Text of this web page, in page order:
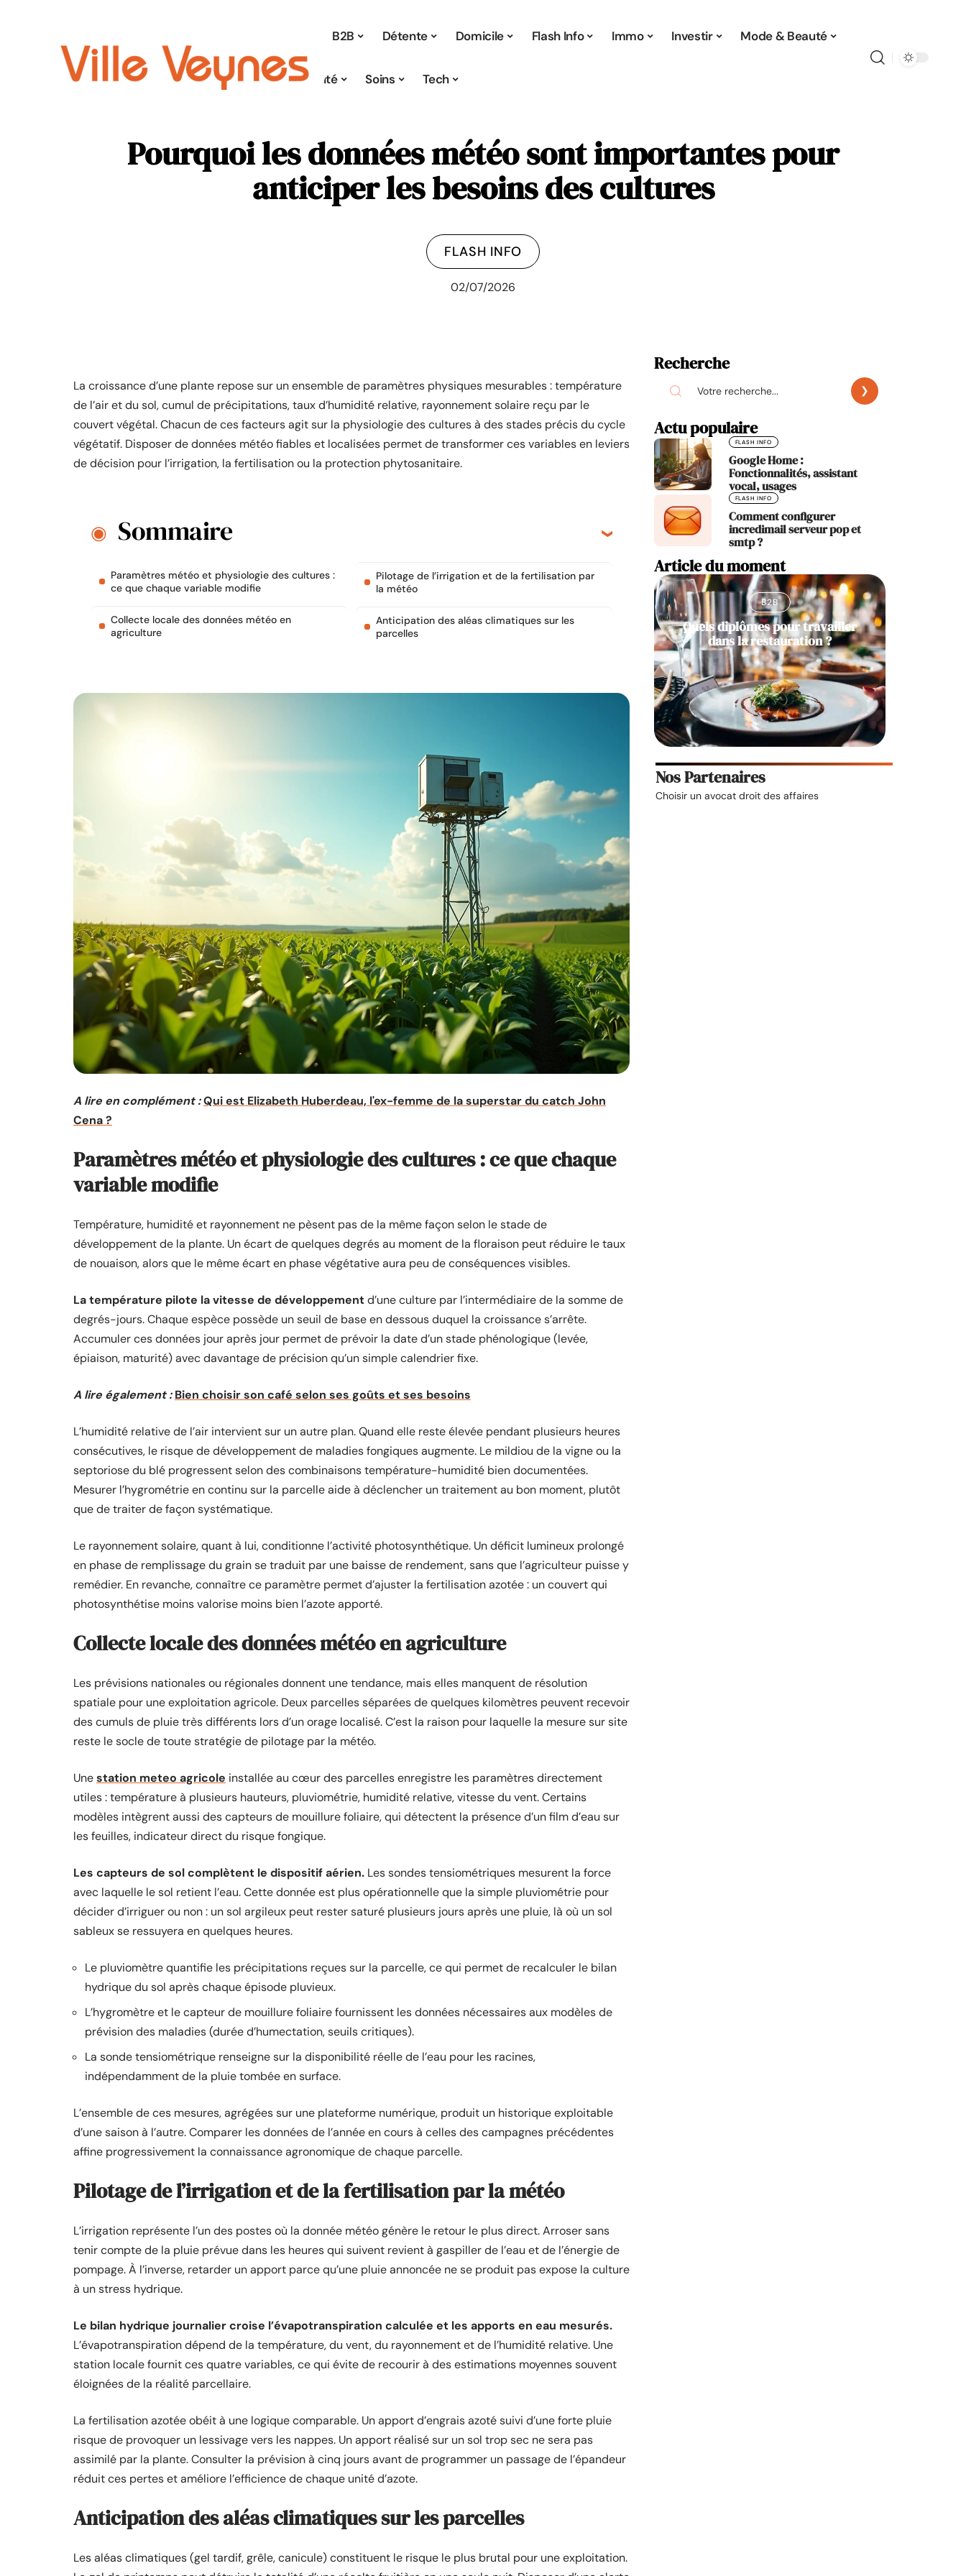
B2B Détente Domicile Flash Info Immo Investir Mode & Beauté
Parentalité Soins Tech
Pourquoi les données météo sont importantes pour
anticiper les besoins des cultures
FLASH INFO
02/07/2026
La croissance d’une plante repose sur un ensemble de paramètres physiques mesurables : température
de l’air et du sol, cumul de précipitations, taux d’humidité relative, rayonnement solaire reçu par le
couvert végétal. Chacun de ces facteurs agit sur la physiologie des cultures à des stades précis du cycle
végétatif. Disposer de données météo fiables et localisées permet de transformer ces variables en leviers
de décision pour l’irrigation, la fertilisation ou la protection phytosanitaire.
Sommaire
Paramètres météo et physiologie des cultures :
ce que chaque variable modifie
Collecte locale des données météo en
agriculture
Pilotage de l’irrigation et de la fertilisation par
la météo
Anticipation des aléas climatiques sur les
parcelles
A lire en complément :Qui est Elizabeth Huberdeau, l'ex-femme de la superstar du catch John
Cena ?
Paramètres météo et physiologie des cultures : ce que chaque
variable modifie
Température, humidité et rayonnement ne pèsent pas de la même façon selon le stade de
développement de la plante. Un écart de quelques degrés au moment de la floraison peut réduire le taux
de nouaison, alors que le même écart en phase végétative aura peu de conséquences visibles.
La température pilote la vitesse de développementd’une culture par l’intermédiaire de la somme de
degrés-jours. Chaque espèce possède un seuil de base en dessous duquel la croissance s’arrête.
Accumuler ces données jour après jour permet de prévoir la date d’un stade phénologique (levée,
épiaison, maturité) avec davantage de précision qu’un simple calendrier fixe.
A lire également : Bien choisir son café selon ses goûts et ses besoins
L’humidité relative de l’air intervient sur un autre plan. Quand elle reste élevée pendant plusieurs heures
consécutives, le risque de développement de maladies fongiques augmente. Le mildiou de la vigne ou la
septoriose du blé progressent selon des combinaisons température-humidité bien documentées.
Mesurer l’hygrométrie en continu sur la parcelle aide à déclencher un traitement au bon moment, plutôt
que de traiter de façon systématique.
Le rayonnement solaire, quant à lui, conditionne l’activité photosynthétique. Un déficit lumineux prolongé
en phase de remplissage du grain se traduit par une baisse de rendement, sans que l’agriculteur puisse y
remédier. En revanche, connaître ce paramètre permet d’ajuster la fertilisation azotée : un couvert qui
photosynthétise moins valorise moins bien l’azote apporté.
Collecte locale des données météo en agriculture
Les prévisions nationales ou régionales donnent une tendance, mais elles manquent de résolution
spatiale pour une exploitation agricole. Deux parcelles séparées de quelques kilomètres peuvent recevoir
des cumuls de pluie très différents lors d’un orage localisé. C’est la raison pour laquelle la mesure sur site
reste le socle de toute stratégie de pilotage par la météo.
Unestation meteo agricole installée au cœur des parcelles enregistre les paramètres directement
utiles : température à plusieurs hauteurs, pluviométrie, humidité relative, vitesse du vent. Certains
modèles intègrent aussi des capteurs de mouillure foliaire, qui détectent la présence d’un film d’eau sur
les feuilles, indicateur direct du risque fongique.
Les capteurs de sol complètent le dispositif aérien. Les sondes tensiométriques mesurent la force
avec laquelle le sol retient l’eau. Cette donnée est plus opérationnelle que la simple pluviométrie pour
décider d’irriguer ou non : un sol argileux peut rester saturé plusieurs jours après une pluie, là où un sol
sableux se ressuyera en quelques heures.
Le pluviomètre quantifie les précipitations reçues sur la parcelle, ce qui permet de recalculer le bilan
hydrique du sol après chaque épisode pluvieux.
L’hygromètre et le capteur de mouillure foliaire fournissent les données nécessaires aux modèles de
prévision des maladies (durée d’humectation, seuils critiques).
La sonde tensiométrique renseigne sur la disponibilité réelle de l’eau pour les racines,
indépendamment de la pluie tombée en surface.
L’ensemble de ces mesures, agrégées sur une plateforme numérique, produit un historique exploitable
d’une saison à l’autre. Comparer les données de l’année en cours à celles des campagnes précédentes
affine progressivement la connaissance agronomique de chaque parcelle.
Pilotage de l’irrigation et de la fertilisation par la météo
L’irrigation représente l’un des postes où la donnée météo génère le retour le plus direct. Arroser sans
tenir compte de la pluie prévue dans les heures qui suivent revient à gaspiller de l’eau et de l’énergie de
pompage. À l’inverse, retarder un apport parce qu’une pluie annoncée ne se produit pas expose la culture
à un stress hydrique.
Le bilan hydrique journalier croise l’évapotranspiration calculée et les apports en eau mesurés.
L’évapotranspiration dépend de la température, du vent, du rayonnement et de l’humidité relative. Une
station locale fournit ces quatre variables, ce qui évite de recourir à des estimations moyennes souvent
éloignées de la réalité parcellaire.
La fertilisation azotée obéit à une logique comparable. Un apport d’engrais azoté suivi d’une forte pluie
risque de provoquer un lessivage vers les nappes. Un apport réalisé sur un sol trop sec ne sera pas
assimilé par la plante. Consulter la prévision à cinq jours avant de programmer un passage de l’épandeur
réduit ces pertes et améliore l’efficience de chaque unité d’azote.
Anticipation des aléas climatiques sur les parcelles
Les aléas climatiques (gel tardif, grêle, canicule) constituent le risque le plus brutal pour une exploitation.
Recherche
Actu populaire
FLASH INFO
Google Home :
Fonctionnalités, assistant
vocal, usages
FLASH INFO
Comment configurer
incredimail serveur pop et
smtp ?
Article du moment
B2B
Quels diplômes pour travailler
dans la restauration ?
Nos Partenaires
Choisir un avocat droit des affaires